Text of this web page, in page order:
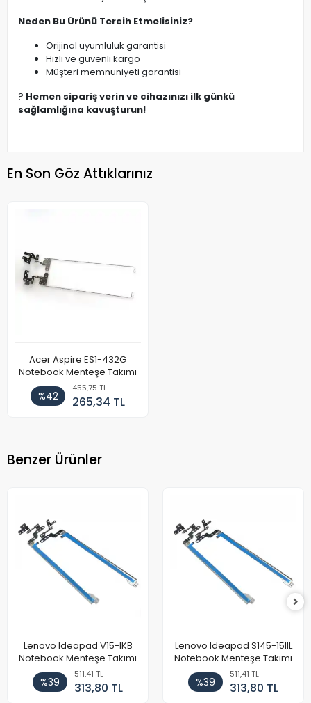
Neden Bu Ürünü Tercih Etmelisiniz?
Orijinal uyumluluk garantisi
Hızlı ve güvenli kargo
Müşteri memnuniyeti garantisi
? Hemen sipariş verin ve cihazınızı ilk günkü
sağlamlığına kavuşturun!
En Son Göz Attıklarınız
Acer Aspire ES1-432G
Notebook Menteşe Takımı
%42
455,75 TL
265,34 TL
Benzer Ürünler
Lenovo Ideapad V15-IKB
Notebook Menteşe Takımı
%39
511,41 TL
313,80 TL
Lenovo Ideapad S145-15IIL
Notebook Menteşe Takımı
%39
511,41 TL
313,80 TL